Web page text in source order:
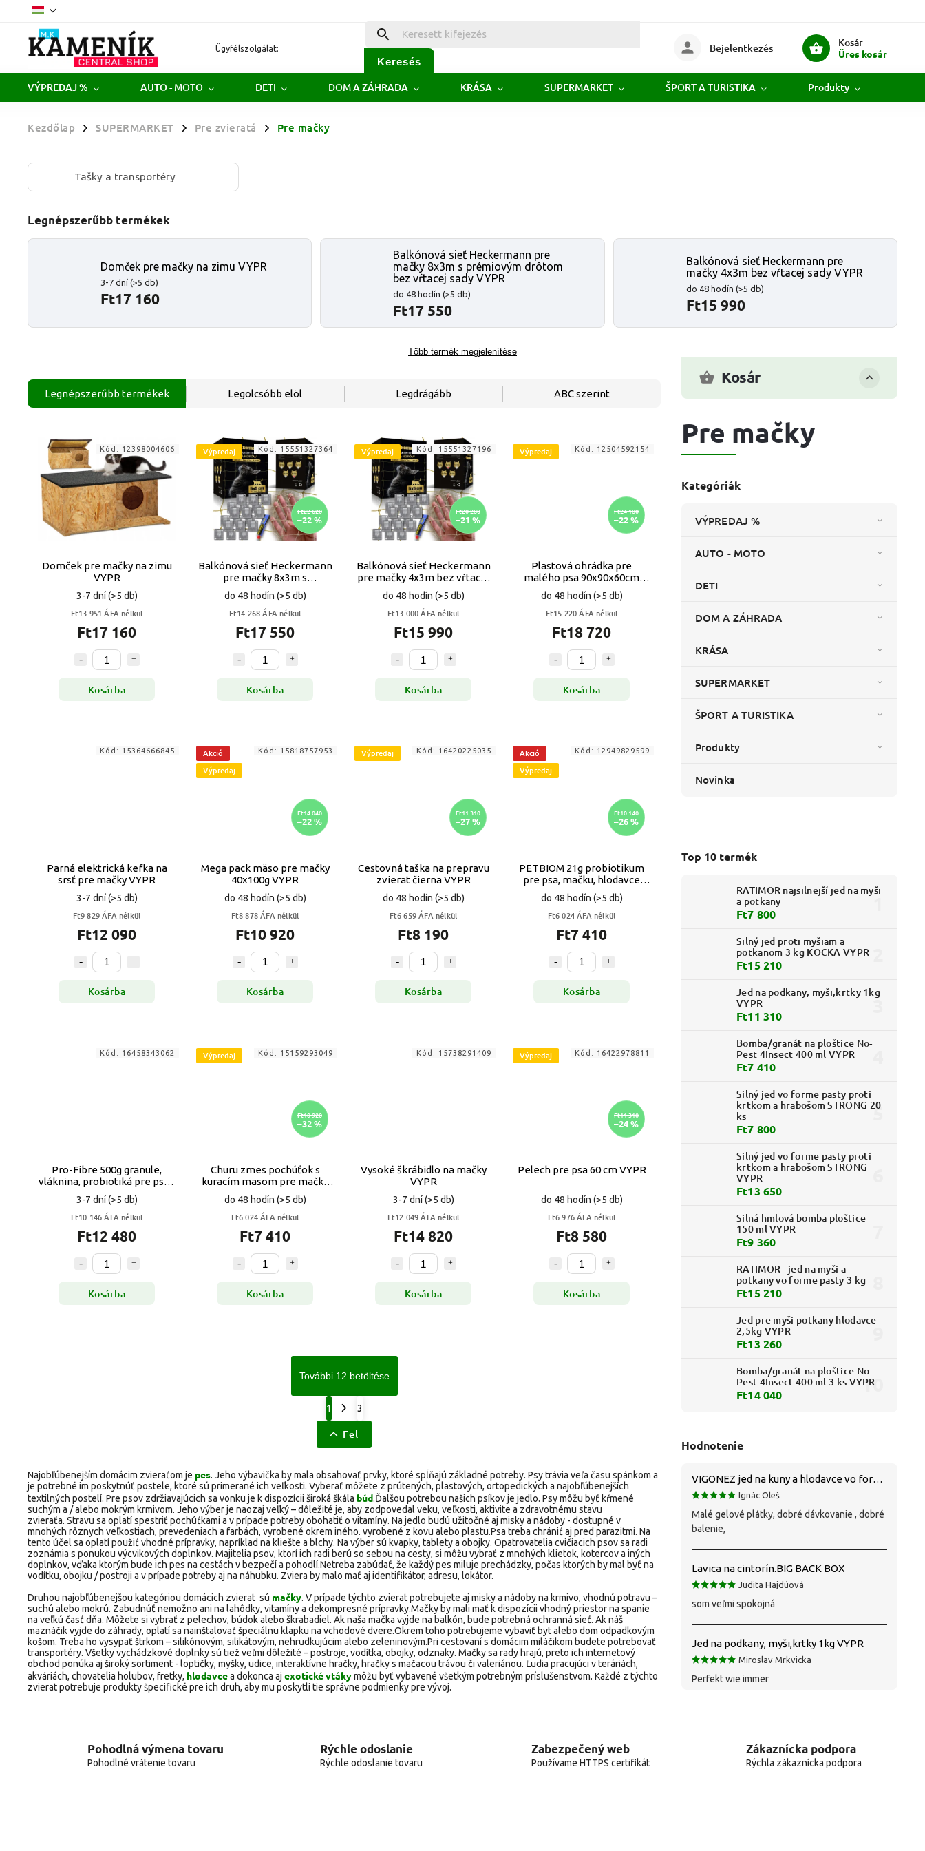
Ügyfélszolgálat:
Keresés
Kosár
Üres kosár
Bejelentkezés
VÝPREDAJ % AUTO - MOTO DETI DOM A ZÁHRADA KRÁSA SUPERMARKET ŠPORT A TURISTIKA Produkty
Kezdőlap / SUPERMARKET / Pre zvieratá / Pre mačky
Tašky a transportéry
Legnépszerűbb termékek
Domček pre mačky na zimu VYPR
3-7 dní (>5 db)
Ft17 160
Balkónová sieť Heckermann pre
mačky 8x3m s prémiovým drôtom
bez vŕtacej sady VYPR
do 48 hodín(>5 db)
Ft17 550
Balkónová sieť Heckermann pre
mačky 4x3m bez vŕtacej sady VYPR
do 48 hodín (>5 db)
Ft15 990
Több termék megjelenítése
Kosár
Pre mačky
Kategóriák
VÝPREDAJ %
AUTO - MOTO
DETI
DOM A ZÁHRADA
KRÁSA
SUPERMARKET
ŠPORT A TURISTIKA
Produkty
Novinka
Top 10 termék
RATIMOR najsilnejší jed na myši
a potkany
Ft7 800
Silný jed proti myšiam a
potkanom 3 kg KOCKA VYPR
Ft15 210
Jed na podkany, myši,krtky 1kg
VYPR
Ft11 310
Bomba/granát na ploštice No-
Pest 4Insect 400 ml VYPR
Ft7 410
Silný jed vo forme pasty proti
krtkom a hrabošom STRONG 20
ks
Ft7 800
Silný jed vo forme pasty proti
krtkom a hrabošom STRONG
VYPR
Ft13 650
Silná hmlová bomba ploštice
150 ml VYPR
Ft9 360
RATIMOR - jed na myši a
potkany vo forme pasty 3 kg
Ft15 210
Jed pre myši potkany hlodavce
2,5kg VYPR
Ft13 260
Bomba/granát na ploštice No-
Pest 4Insect 400 ml 3 ks VYPR
Ft14 040
Hodnotenie
VIGONEZ jed na kuny a hlodavce vo forme pasty 1,5 kg
Ignác Oleš
Malé gelové plátky, dobré dávkovanie , dobré
balenie,
Lavica na cintorín.BIG BACK BOX
Judita Hajdúová
som veľmi spokojná
Jed na podkany, myši,krtky 1kg VYPR
Miroslav Mrkvicka
Perfekt wie immer
Legnépszerűbb termékek Legolcsóbb elöl Legdrágább ABC szerint
Domček pre mačky na zimu
VYPR
3-7 dní(>5 db)
Ft13 951 ÁFA nélkül
Ft17 160
Kosárba
Kód: 12398004606 Výpredaj
Ft22 620
–22 %
Balkónová sieť Heckermann
pre mačky 8x3m s
prémiovým drôtom bez
vŕtacej sady VYPR
do 48 hodín (>5 db)
Ft14 268 ÁFA nélkül
Ft17 550
Kosárba
Kód: 15551327364 Výpredaj
Ft20 280
–21 %
Balkónová sieť Heckermann
pre mačky 4x3m bez vŕtacej
sady VYPR
do 48 hodín (>5 db)
Ft13 000 ÁFA nélkül
Ft15 990
Kosárba
Kód: 15551327196 Výpredaj
Ft24 180
–22 %
Plastová ohrádka pre
malého psa 90x90x60cm
VYPR
do 48 hodín (>5 db)
Ft15 220 ÁFA nélkül
Ft18 720
Kosárba
Kód: 12504592154
Parná elektrická kefka na
srsť pre mačky VYPR
3-7 dní(>5 db)
Ft9 829 ÁFA nélkül
Ft12 090
Kosárba
Kód: 15364666845
Akció
Výpredaj
Ft14 040
–22 %
Mega pack mäso pre mačky
40x100g VYPR
do 48 hodín (>5 db)
Ft8 878 ÁFA nélkül
Ft10 920
Kosárba
Kód: 15818757953 Výpredaj
Ft11 310
–27 %
Cestovná taška na prepravu
zvierat čierna VYPR
do 48 hodín (>5 db)
Ft6 659 ÁFA nélkül
Ft8 190
Kosárba
Kód: 16420225035
Akció
Výpredaj
Ft10 140
–26 %
PETBIOM 21g probiotikum
pre psa, mačku, hlodavce
VYPR
do 48 hodín (>5 db)
Ft6 024 ÁFA nélkül
Ft7 410
Kosárba
Kód: 12949829599
Pro-Fibre 500g granule,
vláknina, probiotiká pre psov
a mačky VYPR
3-7 dní(>5 db)
Ft10 146 ÁFA nélkül
Ft12 480
Kosárba
Kód: 16458343062 Výpredaj
Ft10 920
–32 %
Churu zmes pochúťok s
kuracím mäsom pre mačky
VYPR
do 48 hodín (>5 db)
Ft6 024 ÁFA nélkül
Ft7 410
Kosárba
Kód: 15159293049
Vysoké škrábidlo na mačky
VYPR
3-7 dní(>5 db)
Ft12 049 ÁFA nélkül
Ft14 820
Kosárba
Kód: 15738291409 Výpredaj
Ft11 310
–24 %
Pelech pre psa 60 cm VYPR
do 48 hodín (>5 db)
Ft6 976 ÁFA nélkül
Ft8 580
Kosárba
Kód: 16422978811
További 12 betöltése
1 3
Fel
Najobľúbenejším domácim zvieraťom je pes. Jeho výbavička by mala obsahovať prvky, ktoré spĺňajú základné potreby. Psy trávia veľa času spánkom a
je potrebné im poskytnúť postele, ktoré sú primerané ich veľkosti. Vyberať môžete z prútených, plastových, ortopedických a najobľúbenejších
textilných postelí. Pre psov zdržiavajúcich sa vonku je k dispozícii široká škála búd.Ďalšou potrebou našich psíkov je jedlo. Psy môžu byť kŕmené
suchým a / alebo mokrým krmivom. Jeho výber je naozaj veľký – dôležité je, aby zodpovedal veku, veľkosti, aktivite a zdravotnému stavu
zvieraťa. Stravu sa oplatí spestriť pochúťkami a v prípade potreby obohatiť o vitamíny. Na jedlo budú užitočné aj misky a nádoby - dostupné v
mnohých rôznych veľkostiach, prevedeniach a farbách, vyrobené okrem iného. vyrobené z kovu alebo plastu.Psa treba chrániť aj pred parazitmi. Na
tento účel sa oplatí použiť vhodné prípravky, napríklad na kliešte a blchy. Na výber sú kvapky, tablety a obojky. Opatrovatelia cvičiacich psov sa radi
zoznámia s ponukou výcvikových doplnkov. Majitelia psov, ktorí ich radi berú so sebou na cesty, si môžu vybrať z mnohých klietok, kotercov a iných
doplnkov, vďaka ktorým bude ich pes na cestách v bezpečí a pohodlí.Netreba zabúdať, že každý pes miluje prechádzky, počas ktorých by mal byť na
vodítku, obojku / postroji a v prípade potreby aj na náhubku. Zviera by malo mať aj identifikátor, adresu, lokátor.
Druhou najobľúbenejšou kategóriou domácich zvierat sú mačky. V prípade týchto zvierat potrebujete aj misky a nádoby na krmivo, vhodnú potravu –
suchú alebo mokrú. Zabudnúť nemožno ani na lahôdky, vitamíny a dekompresné prípravky.Mačky by mali mať k dispozícii vhodný priestor na spanie
na veľkú časť dňa. Môžete si vybrať z pelechov, búdok alebo škrabadiel. Ak naša mačka vyjde na balkón, bude potrebná ochranná sieť. Ak náš
maznáčik vyjde do záhrady, oplatí sa nainštalovať špeciálnu klapku na vchodové dvere.Okrem toho potrebujeme vybaviť byt alebo dom odpadkovým
košom. Treba ho vysypať štrkom – silikónovým, silikátovým, nehrudkujúcim alebo zeleninovým.Pri cestovaní s domácim miláčikom budete potrebovať
transportéry. Všetky vychádzkové doplnky sú tiež veľmi dôležité – postroje, vodítka, obojky, odznaky. Mačky sa rady hrajú, preto ich internetový
obchod ponúka aj široký sortiment - loptičky, myšky, udice, interaktívne hračky, hračky s mačacou trávou či valeriánou. Ľudia pracujúci v teráriách,
akváriách, chovatelia holubov, fretky, hlodavcea dokonca aj exotické vtákymôžu byť vybavené všetkým potrebným príslušenstvom. Každé z týchto
zvierat potrebuje produkty špecifické pre ich druh, aby mu poskytli tie správne podmienky pre vývoj.
Pohodlná výmena tovaru
Pohodlné vrátenie tovaru
Rýchle odoslanie
Rýchle odoslanie tovaru
Zabezpečený web
Používame HTTPS certifikát
Zákaznícka podpora
Rýchla zákaznícka podpora